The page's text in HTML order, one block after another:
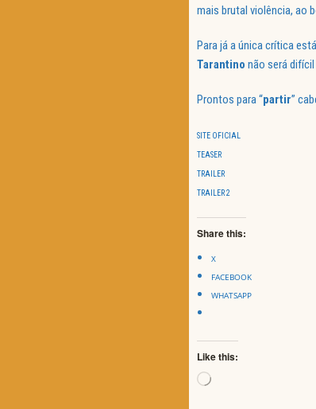
mais brutal violência, ao
Para já a única crítica
Tarantino não será
Prontos para “partir”
SITE OFICIAL
TEASER
TRAILER
TRAILER 2
Share this:
X
FACEBOOK
WHATSAPP
Like this:
Loading…